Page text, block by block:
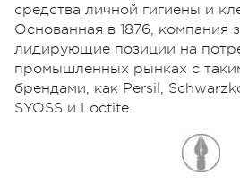
средства личной гигиены и
Основанная в 1876, компания
лидирующие позиции на
промышленных рынках с
брендами, как Persil,
SYOSS и Loctite.